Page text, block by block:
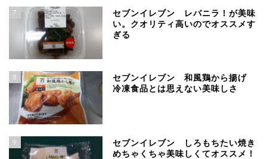
7
セブンイレブン レバニラ！が美味
い。クオリティ高いのでオススメす
ぎる
8
セブンイレブン 和風鶏から揚げ
冷凍食品とは思えない美味しさ
9
セブンイレブン しろもちたい焼き
めちゃくちゃ美味しくてオススメ！